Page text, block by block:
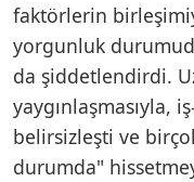
faktörlerin
yorgunluk
da şiddetlendirdi.
yaygınlaşmasıyla,
belirsizleşti ve
durumda"